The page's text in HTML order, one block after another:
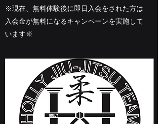
​※現在、無料体験後に即日入会をされた方は
入会金が無料になるキャンペーンを実施して
います※